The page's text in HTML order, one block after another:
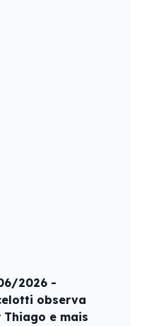
2026 -
observa
e mais